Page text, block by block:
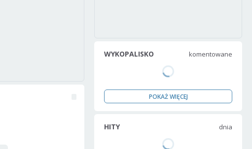
WYKOPALISKO komentowane
POKAŻ WIĘCEJ
HITY dnia